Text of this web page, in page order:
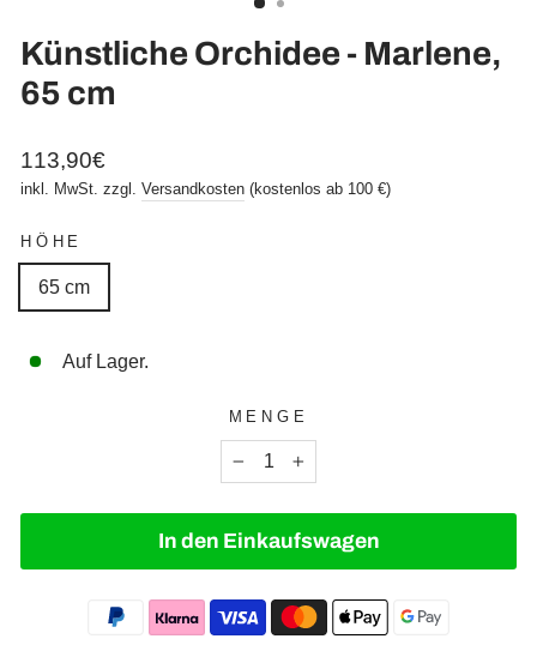
Künstliche Orchidee - Marlene,
65 cm
Normaler
Preis
113,90€
inkl. MwSt. zzgl. Versandkosten (kostenlos ab 100 €)
HÖHE
65 cm
Auf Lager.
MENGE
In den Einkaufswagen